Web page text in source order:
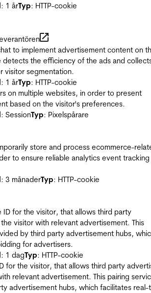
: 1 årTyp: HTTP-cookie
to implement advertisement content on
detects the efficiency of the ads and
visitor segmentation.
: 1 årTyp: HTTP-cookie
on multiple websites, in order to present
based on the visitor's preferences.
: SessionTyp: Pixelspårare
store and process ecommerce-
to ensure reliable analytics event tracking
: 3 månaderTyp: HTTP-cookie
ID for the visitor, that allows third party
visitor with relevant advertisement. This
by third party advertisement hubs,
for advertisers.
: 1 dagTyp: HTTP-cookie
for the visitor, that allows third party
relevant advertisement. This pairing
advertisement hubs, which facilitates real-